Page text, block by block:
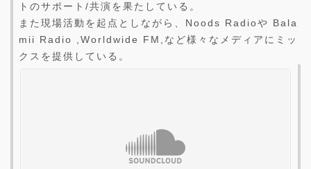
トのサポート/共演を果たしている。
また現場活動を起点としながら、Noods Radioや Bala
mii Radio ,Worldwide FM,など様々なメディアにミッ
クスを提供している。